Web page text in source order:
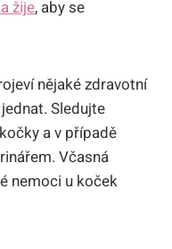
žije, aby se
nějaké zdravotní
Sledujte
a v případě
Včasná
nemoci u koček